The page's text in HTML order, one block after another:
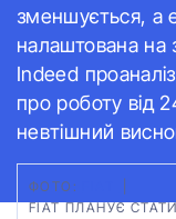
зменшується, а
налаштована на
Indeed
про роботу від
невтішний
ФОТО:
FIAT ПЛАНУЄ